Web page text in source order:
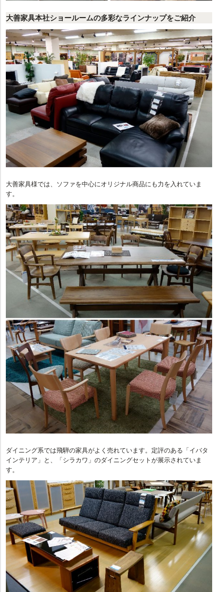
大善家具本社ショールームの多彩なラインナップをご紹介
大善家具様では、ソファを中心にオリジナル商品にも力を入れていま
す。
ダイニング系では飛騨の家具がよく売れています。定評のある「イバタ
インテリア」と、「シラカワ」のダイニングセットが展示されていま
す。